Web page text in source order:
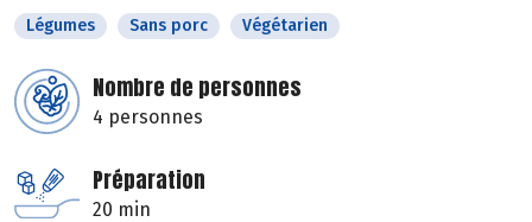
Légumes Sans porc Végétarien
Nombre de personnes
4 personnes
Préparation
20 min